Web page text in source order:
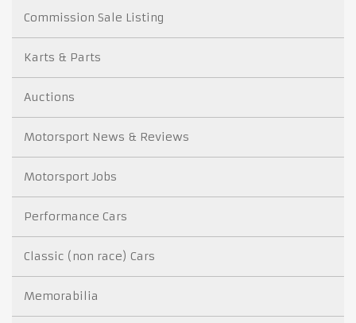
Commission Sale Listing
Karts & Parts
Auctions
Motorsport News & Reviews
Motorsport Jobs
Performance Cars
Classic (non race) Cars
Memorabilia